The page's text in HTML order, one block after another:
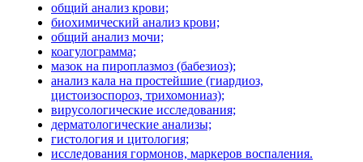
общий анализ крови;
биохимический анализ крови;
общий анализ мочи;
коагулограмма;
мазок на пироплазмоз (бабезиоз);
анализ кала на простейшие (гиардиоз,
цистоизоспороз, трихомониаз);
вирусологические исследования;
дерматологические анализы;
гистология и цитология;
исследования гормонов, маркеров воспаления.